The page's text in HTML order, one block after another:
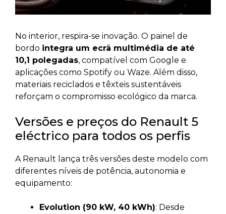
No interior, respira-se inovação. O painel de
bordo integra um ecrã multimédia de até
10,1 polegadas, compatível com Google e
aplicações como Spotify ou Waze. Além disso,
materiais reciclados e têxteis sustentáveis
reforçam o compromisso ecológico da marca.
Versões e preços do Renault 5
eléctrico para todos os perfis
A Renault lança três versões deste modelo com
diferentes níveis de potência, autonomia e
equipamento:
Evolution (90 kW, 40 kWh): Desde